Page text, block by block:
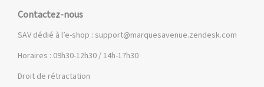
Contactez-nous
SAV dédié à l’e-shop : support@marquesavenue.zendesk.com
Horaires : 09h30-12h30 / 14h-17h30
Droit de rétractation